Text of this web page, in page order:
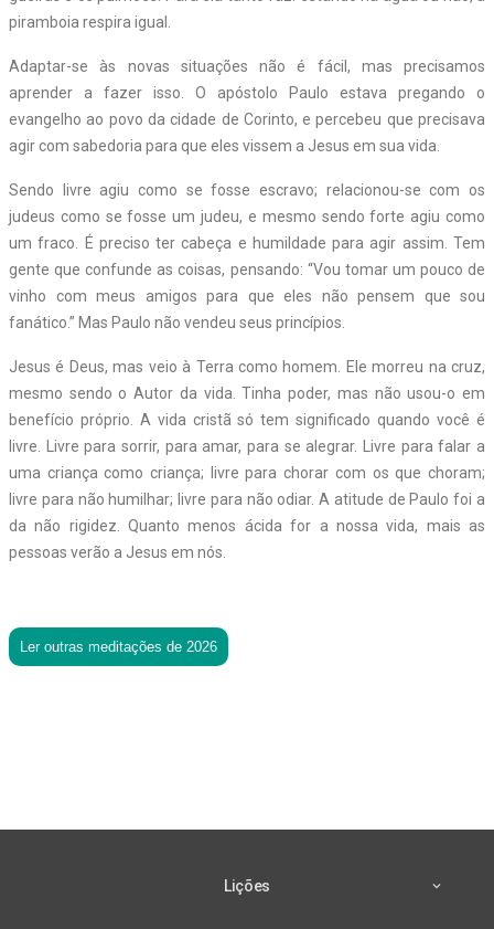
piramboia respira igual.
Adaptar-se às novas situações não é fácil, mas precisamos
aprender a fazer isso. O apóstolo Paulo estava pregando o
evangelho ao povo da cidade de Corinto, e percebeu que precisava
agir com sabedoria para que eles vissem a Jesus em sua vida.
Sendo livre agiu como se fosse escravo; relacionou-se com os
judeus como se fosse um judeu, e mesmo sendo forte agiu como
um fraco. É preciso ter cabeça e humildade para agir assim. Tem
gente que confunde as coisas, pensando: “Vou tomar um pouco de
vinho com meus amigos para que eles não pensem que sou
fanático.” Mas Paulo não vendeu seus princípios.
Jesus é Deus, mas veio à Terra como homem. Ele morreu na cruz,
mesmo sendo o Autor da vida. Tinha poder, mas não usou-o em
benefício próprio. A vida cristã só tem significado quando você é
livre. Livre para sorrir, para amar, para se alegrar. Livre para falar a
uma criança como criança; livre para chorar com os que choram;
livre para não humilhar; livre para não odiar. A atitude de Paulo foi a
da não rigidez. Quanto menos ácida for a nossa vida, mais as
pessoas verão a Jesus em nós.
Ler outras meditações de 2026
Lições